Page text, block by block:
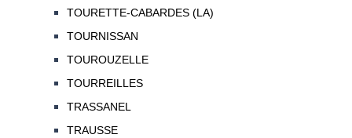
TOURETTE-CABARDES (LA)
TOURNISSAN
TOUROUZELLE
TOURREILLES
TRASSANEL
TRAUSSE